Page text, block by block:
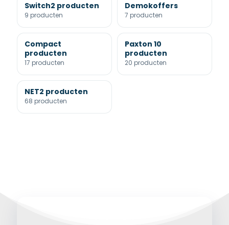
Switch2 producten
9 producten
Demokoffers
7 producten
Compact
producten
17 producten
Paxton 10
producten
20 producten
NET2 producten
68 producten